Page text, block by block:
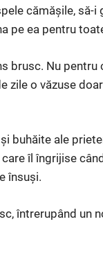
cămășile,
pe ea pentru
brusc. Nu
zile o văzuse
buhăite ale
îl îngrijise
însuși.
întrerupând